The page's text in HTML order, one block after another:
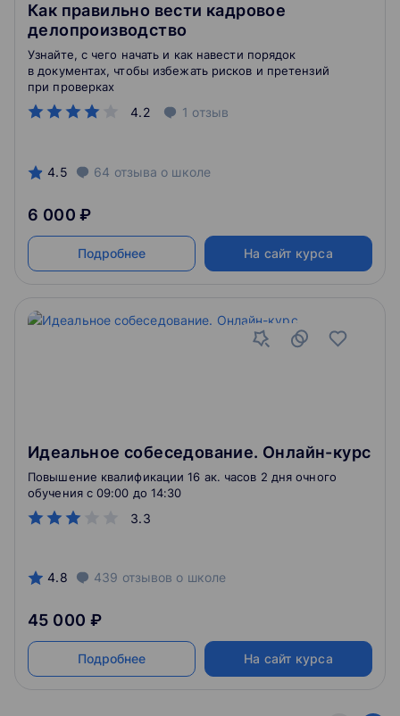
Как правильно вести кадровое
делопроизводство
4.2 1 отзыв
Узнайте, с чего начать и как навести порядок
в документах, чтобы избежать рисков и претензий
при проверках
4.5 64 отзыва о школе
6 000 ₽
Подробнее На сайт курса
Идеальное собеседование. Онлайн-курс
3.3
Повышение квалификации 16 ак. часов 2 дня очного
обучения c 09:00 до 14:30
4.8 439 отзывов о школе
45 000 ₽
Подробнее На сайт курса